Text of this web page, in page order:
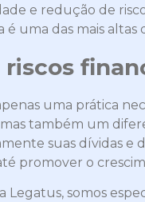
e redução de
é uma das mais altas
uma prática
também um
suas dívidas e
promover o
somos